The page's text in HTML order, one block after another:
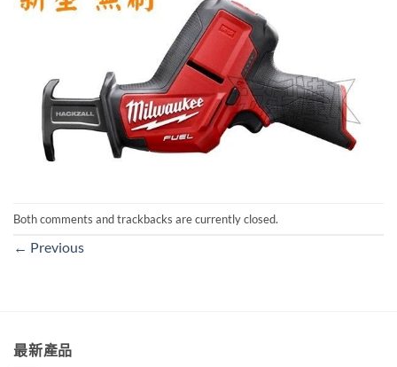
Both comments and trackbacks are currently closed.
← Previous
最新產品